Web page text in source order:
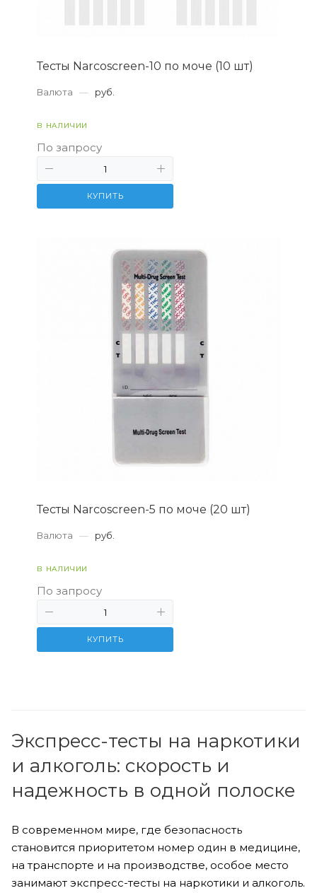
Тесты Narcoscreen-10 по моче (10 шт)
Валюта — руб.
В НАЛИЧИИ
По запросу
КУПИТЬ
Тесты Narcoscreen-5 по моче (20 шт)
Валюта — руб.
В НАЛИЧИИ
По запросу
КУПИТЬ
Экспресс-тесты на наркотики
и алкоголь: скорость и
надежность в одной полоске
В современном мире, где безопасность
становится приоритетом номер один в медицине,
на транспорте и на производстве, особое место
занимают экспресс-тесты на наркотики и алкоголь.